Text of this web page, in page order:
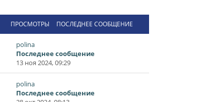
ПРОСМОТРЫ ПОСЛЕДНЕЕ СООБЩЕНИЕ
polina
Последнее сообщение
13 ноя 2024, 09:29
polina
Последнее сообщение